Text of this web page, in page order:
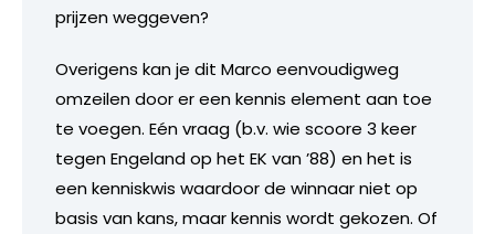
prijzen weggeven?
Overigens kan je dit Marco eenvoudigweg
omzeilen door er een kennis element aan toe
te voegen. Eén vraag (b.v. wie scoore 3 keer
tegen Engeland op het EK van ’88) en het is
een kenniskwis waardoor de winnaar niet op
basis van kans, maar kennis wordt gekozen. Of